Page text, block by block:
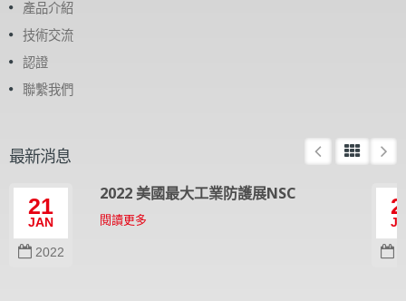
產品介紹
技術交流
認證
聯繫我們
最新消息
21
JAN
2022
2022 美國最大工業防護展NSC
閱讀更多